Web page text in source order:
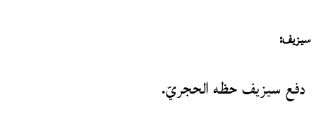
سيزيف:
دفع سيزيف حظه الحجريّ.